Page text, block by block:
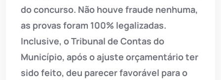
do concurso. Não houve fraude nenhuma,
as provas foram 100% legalizadas.
Inclusive, o Tribunal de Contas do
Município, após o ajuste orçamentário ter
sido feito, deu parecer favorável para o